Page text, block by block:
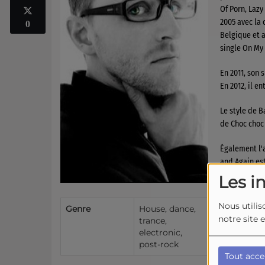
Les
Nous
notre site
Tout
0
Genre
House, dance,
trance,
electronic,
post-rock
Of Porn,
2005 avec la
Belgique et
single On
En 2011,
En 2012, il
Le style de
de Choc
Également
and Again
Basto utilise
Il a écrit et
le pseudo
will.i.am en